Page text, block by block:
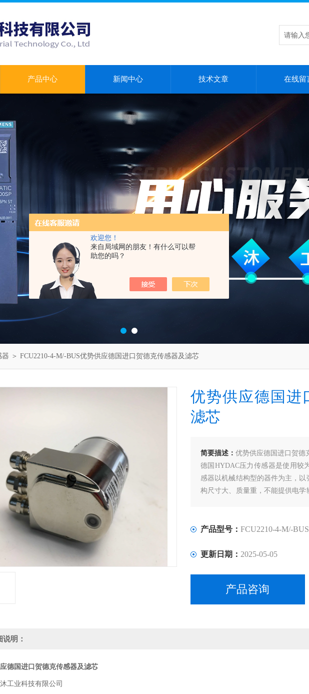
欢迎您！
来自局域网的朋友！有什么可以帮
助您的吗？
产品中心 新闻中心 技术文章 在线留
器 ＞ FCU2210-4-M/-BUS优势供应德国进口贺德克传感器及滤芯
优势供应德国进
滤芯
简要描述： 优势供应德国进口贺德
德国HYDAC压力传感器是使用较
感器以机械结构型的器件为主，
构尺寸大、质量重，不能提供电
而且其功耗小、可靠性高。
产品型号： FCU2210-4-M/-BUS
更新日期： 2025-05-05
产品咨询
说明：
德国进口贺德克传感器及滤芯
工业科技有限公司